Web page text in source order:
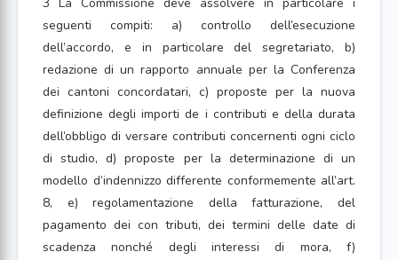
seguenti compiti: a) controllo dell’esecuzione
dell’accordo, e in particolare del segretariato, b)
redazione di un rapporto annuale per la Conferenza
dei cantoni concordatari, c) proposte per la nuova
definizione degli importi de i contributi e della durata
dell’obbligo di versare contributi concernenti ogni ciclo
di studio, d) proposte per la determinazione di un
modello d’indennizzo differente conformemente all’art.
8, e) regolamentazione della fatturazione, del
pagamento dei con tributi, dei termini delle date di
scadenza nonché degli interessi di mora, f)